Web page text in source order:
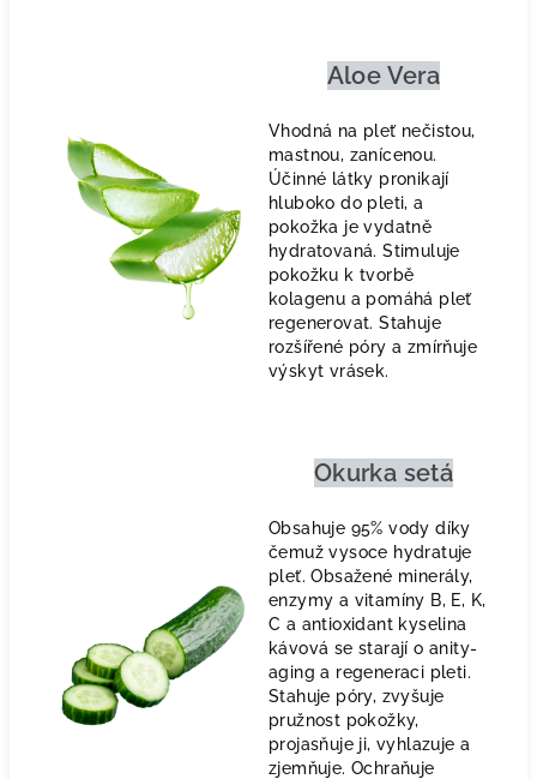
Aloe Vera
Vhodná na pleť nečistou,
mastnou, zanícenou.
Účinné látky pronikají
hluboko do pleti, a
pokožka je vydatně
hydratovaná. Stimuluje
pokožku k tvorbě
kolagenu a pomáhá pleť
regenerovat. Stahuje
rozšířené póry a zmírňuje
výskyt vrásek.
Okurka setá
Obsahuje 95% vody díky
čemuž vysoce hydratuje
pleť. Obsažené minerály,
enzymy a vitamíny B, E, K,
C a antioxidant kyselina
kávová se starají o anity-
aging a regeneraci pleti.
Stahuje póry, zvyšuje
pružnost pokožky,
projasňuje ji, vyhlazuje a
zjemňuje. Ochraňuje